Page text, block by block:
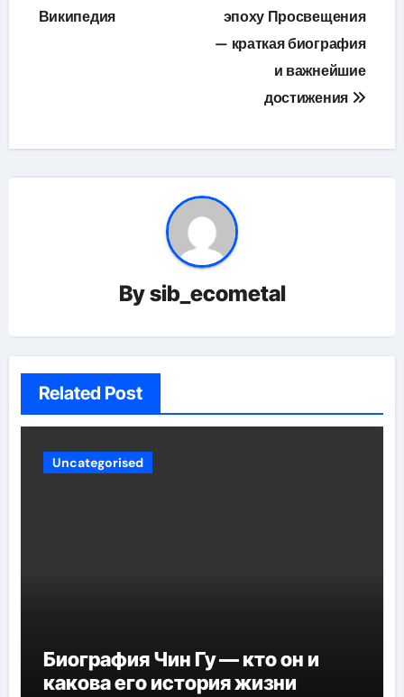
Википедия
эпоху Просвещения
— краткая биография
и важнейшие
достижения
Bysib_ecometal
Related Post
Uncategorised
Биография Чин Гу — кто он и
какова его история жизни